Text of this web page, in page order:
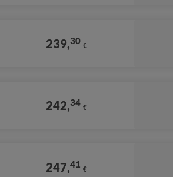
239,30 €
242,34 €
247,41 €